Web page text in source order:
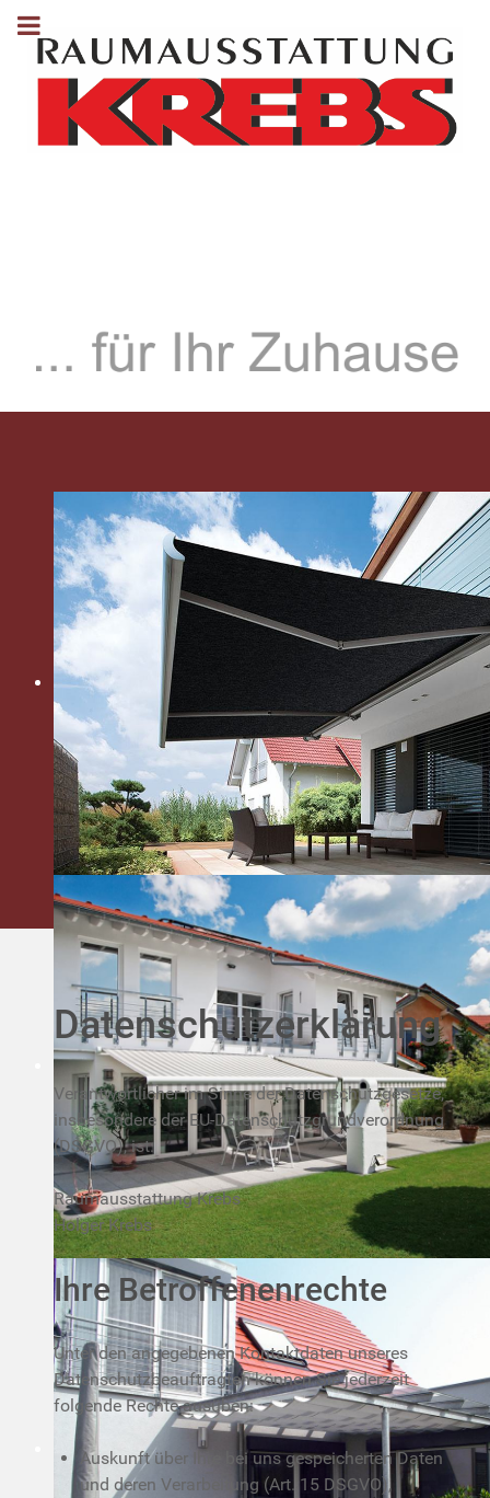
Datenschutzerklärung
Verantwortlicher im Sinne der Datenschutzgesetze,
insbesondere der EU-Datenschutzgrundverordnung
(DSGVO), ist:
Raumausstattung Krebs
Holger Krebs
Ihre Betroffenenrechte
Unter den angegebenen Kontaktdaten unseres
Datenschutzbeauftragten können Sie jederzeit
folgende Rechte ausüben:
Auskunft über Ihre bei uns gespeicherten Daten
und deren Verarbeitung (Art. 15 DSGVO),